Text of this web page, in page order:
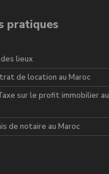
pratiques
lieux
de location au Maroc
sur le profit immobilier au
de notaire au Maroc